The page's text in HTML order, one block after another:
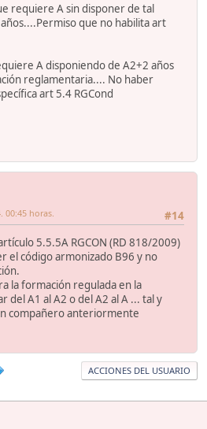
requiere A sin disponer de tal
que no habilita art
A disponiendo de A2+2 años
reglamentaria.... No haber
art 5.4 RGCond
#14
00:45 horas.
5.5.5A RGCON (RD 818/2009)
el código armonizado B96 y no
la formación regulada en la
del A1 al A2 o del A2 al A ... tal y
compañero anteriormente
ACCIONES DEL USUARIO